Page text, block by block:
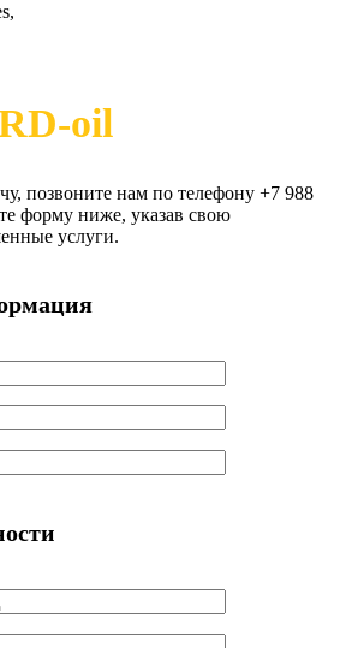
oil
позвоните нам по телефону +7 988
форму ниже, указав свою
услуги.